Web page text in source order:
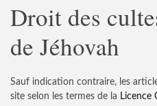
Droit des
de Jéhovah
Sauf indication contraire, les
site selon les termes de la Licence